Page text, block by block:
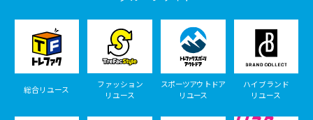
総合リユース
ファッション
リユース
スポーツアウトドア
リユース
ハイブランド
リユース